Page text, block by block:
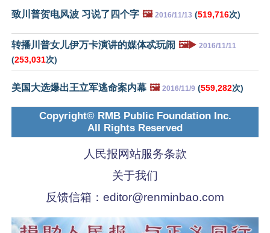
致川普贺电风波 习说了四个字 🖼️ 2016/11/13 (519,716次)
转播川普女儿伊万卡演讲的媒体忒玩闹 🖼️▶️ 2016/11/11
(253,031次)
美国大选爆出王立军逃命案内幕 🖼️ 2016/11/9 (559,282次)
Copyright© RMB Public Foundation Inc.
All Rights Reserved
人民报网站服务条款
关于我们
反馈信箱： editor@renminbao.com